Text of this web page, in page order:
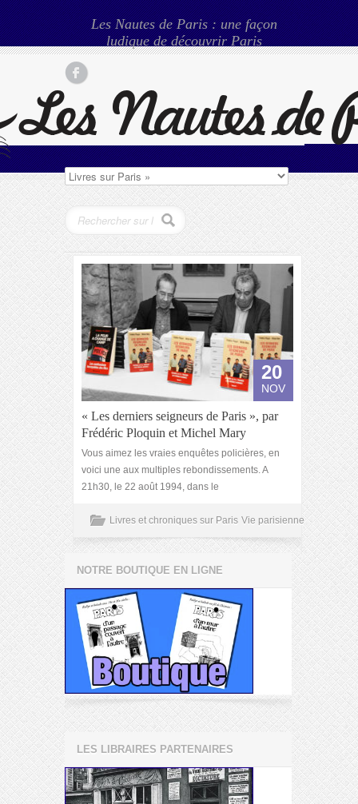
Les Nautes de Paris : une façon
ludique de découvrir Paris
20
NOV
« Les derniers seigneurs de Paris », par
Frédéric Ploquin et Michel Mary
Vous aimez les vraies enquêtes policières, en
voici une aux multiples rebondissements. A
21h30, le 22 août 1994, dans le
Livres et chroniques sur Paris Vie parisienne
NOTRE BOUTIQUE EN LIGNE
LES LIBRAIRES PARTENAIRES